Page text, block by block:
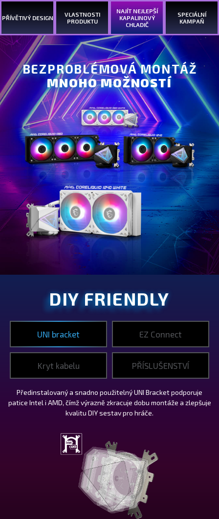
PŘÍVĚTIVÝ DESIGN
VLASTNOSTI
PRODUKTU
NAJÍT NEJLEPŠÍ
KAPALINOVÝ
CHLADIČ
SPECIÁLNÍ
KAMPAŇ
BEZPROBLÉMOVÁ MONTÁŽ
MNOHO MOŽNOSTÍ
DIY FRIENDLY
UNI bracket EZ Connect
Kryt kabelu PŘÍSLUŠENSTVÍ
Předinstalovaný a snadno použitelný UNI Bracket podporuje
patice Intel i AMD, čímž výrazně zkracuje dobu montáže a zlepšuje
kvalitu DIY sestav pro hráče.